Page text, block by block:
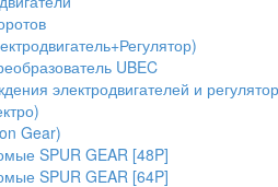
UBEC
электродвигателей и
Gear)
SPUR GEAR [48P]
SPUR GEAR [64P]